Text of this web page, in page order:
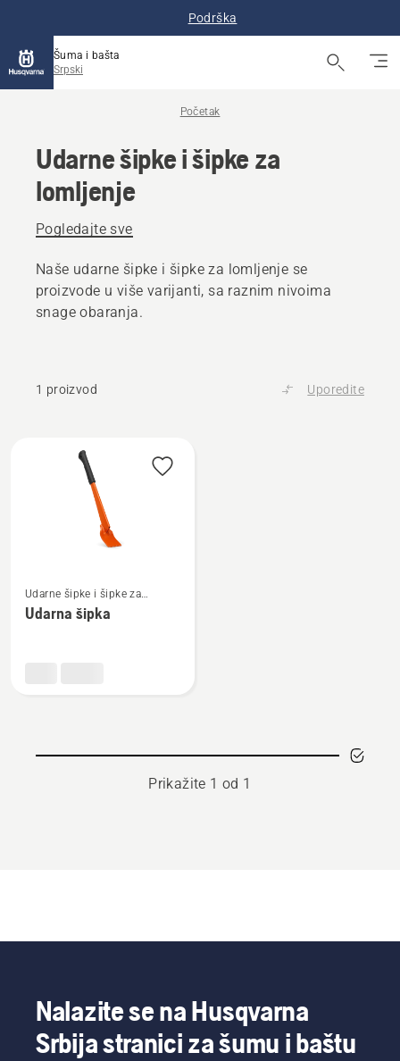
Podrška
Šuma i bašta
Srpski
Početak
Udarne šipke i šipke za
lomljenje
Pogledajte sve
Naše udarne šipke i šipke za lomljenje se
proizvode u više varijanti, sa raznim nivoima
snage obaranja.
1 proizvod Uporedite
proizvode
više
detalja
Udarne šipke i šipke za
lomljenje
Udarna šipka
Prikažite 1 od 1
Nalazite se na Husqvarna
Srbija stranici za šumu i baštu